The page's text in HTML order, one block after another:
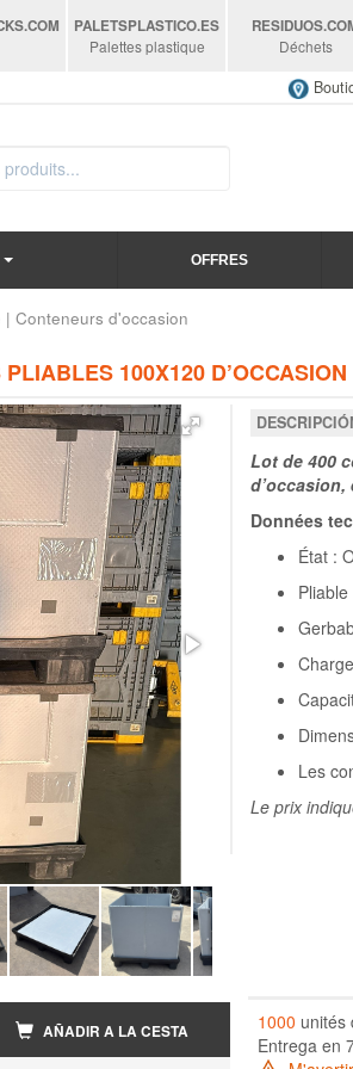
.COM
PALETSPLASTICO.ES
Palettes plastique
RESIDUOS
Déchets
OFFRES
| Conteneurs d'occasion
100X120
Lot de 400
d’occasion,
Données
État :
Pliable
Les
Le prix
AÑADIR A LA CESTA 1000 unités
Entrega en